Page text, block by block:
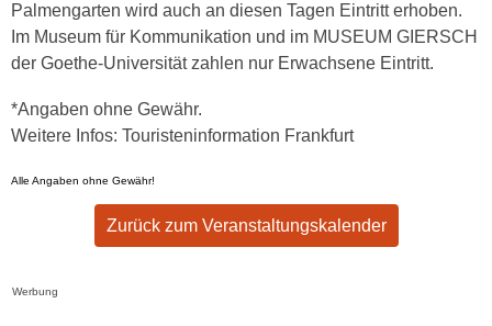
Palmengarten wird auch an diesen Tagen Eintritt erhoben.
Im Museum für Kommunikation und im MUSEUM GIERSCH
der Goethe-Universität zahlen nur Erwachsene Eintritt.
*Angaben ohne Gewähr.
Weitere Infos: Touristeninformation Frankfurt
Alle Angaben ohne Gewähr!
Zurück zum Veranstaltungskalender
Werbung